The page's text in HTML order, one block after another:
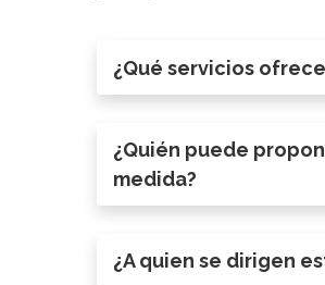
¿Qué servicios
¿Quién puede
medida?
¿A quien se dirigen